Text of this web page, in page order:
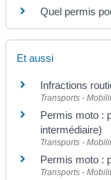
Quel permis
Et aussi
Infractions
Transports -
Permis moto :
intermédiaire)
Transports -
Permis moto :
Transports -